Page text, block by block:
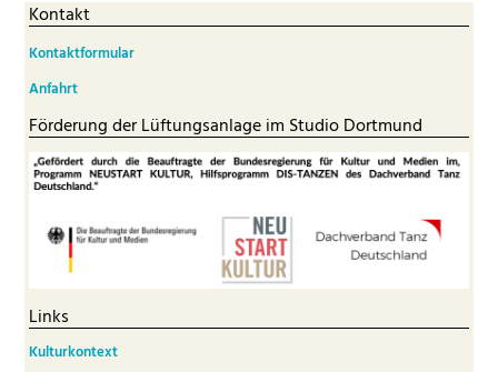
Kontakt
Kontaktformular
Anfahrt
Förderung der Lüftungsanlage im Studio Dortmund
Links
Kulturkontext